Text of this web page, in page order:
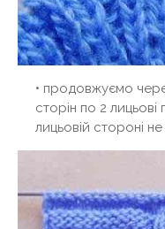
• продовжуємо
сторін по 2
лицьовій стороні